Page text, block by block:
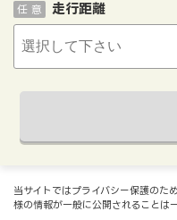
走行距離
任 意
当サイトではプライバシー保護のた
様の情報が一般に公開されることは